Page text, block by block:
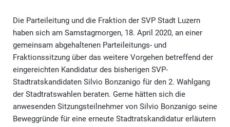
Die Parteileitung und die Fraktion der SVP Stadt Luzern
haben sich am Samstagmorgen, 18. April 2020, an einer
gemeinsam abgehaltenen Parteileitungs- und
Fraktionssitzung über das weitere Vorgehen betreffend der
eingereichten Kandidatur des bisherigen SVP-
Stadtratskandidaten Silvio Bonzanigo für den 2. Wahlgang
der Stadtratswahlen beraten. Gerne hätten sich die
anwesenden Sitzungsteilnehmer von Silvio Bonzanigo seine
Beweggründe für eine erneute Stadtratskandidatur erläutern